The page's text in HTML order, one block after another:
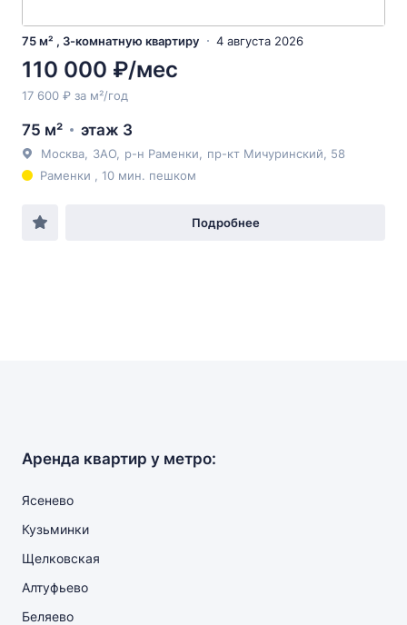
75 м² , 3-комнатную квартиру 4 августа 2026
110 000 ₽/мес
17 600 ₽ за м²/год
75 м² этаж 3
Москва ЗАО р-н Раменки пр-кт Мичуринский , 58
Раменки , 10 мин. пешком
Подробнее
Аренда квартир у метро:
Ясенево
Кузьминки
Щелковская
Алтуфьево
Беляево